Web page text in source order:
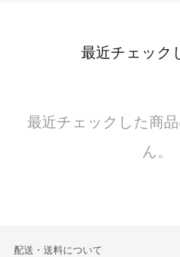
最近チェック
最近チェックした商
ん。
配送・送料について